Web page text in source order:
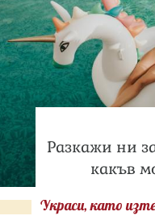
Разкажи ни
какъв
Украси, като